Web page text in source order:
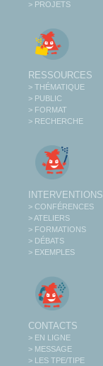
> PROJETS
RESSOURCES
> THÉMATIQUE
> PUBLIC
> FORMAT
> RECHERCHE
INTERVENTIONS
> CONFÉRENCES
> ATELIERS
> FORMATIONS
> DÉBATS
> EXEMPLES
CONTACTS
> EN LIGNE
> MESSAGE
> LES TPE/TIPE